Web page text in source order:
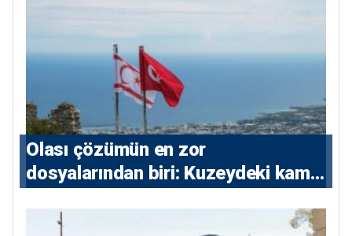
Olası çözümün en zor
dosyalarından biri: Kuzeydeki kamu